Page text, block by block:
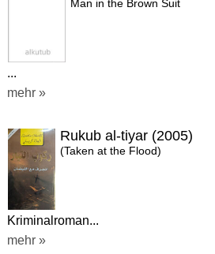
Man in the Brown Suit
...
mehr »
Rukub al-tiyar (2005)
(Taken at the Flood)
Kriminalroman...
mehr »